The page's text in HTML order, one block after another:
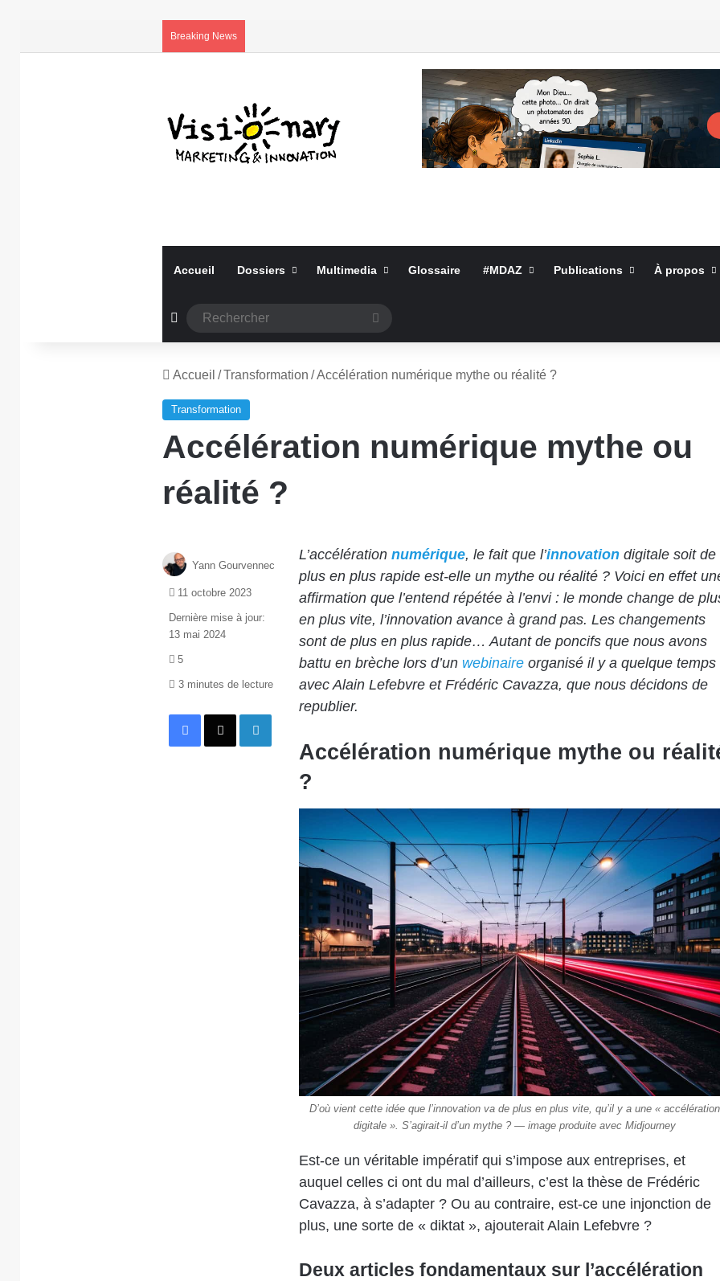
Breaking News
Accueil Dossiers Multimedia Glossaire #MDAZ Publications À propos
Article Aléatoire
Accueil /Transformation /Accélération numérique mythe ou réalité ?
Transformation
Accélération numérique mythe ou
réalité ?
L’accélération numérique, le fait que l’innovationdigitale soit de
plus en plus rapide est-elle un mythe ou réalité ? Voici en effet
affirmation que l’entend répétée à l’envi : le monde change de
en plus vite, l’innovation avance à grand pas. Les changements
sont de plus en plus rapide… Autant de poncifs que nous avons
battu en brèche lors d’un webinaireorganisé il y a quelque temps
avec Alain Lefebvre et Frédéric Cavazza, que nous décidons de
republier.
Accélération numérique mythe ou
?
D’où vient cette idée que l’innovation va de plus en plus vite, qu’il y a une « accélération
digitale ». S’agirait-il d’un mythe ? — image produite avec Midjourney
Est-ce un véritable impératif qui s’impose aux entreprises, et
auquel celles ci ont du mal d’ailleurs, c’est la thèse de Frédéric
Cavazza, à s’adapter ? Ou au contraire, est-ce une injonction de
plus, une sorte de « diktat », ajouterait Alain Lefebvre ?
Deux articles fondamentaux sur l’accélération
Yann Gourvennec
11 octobre 2023
Dernière mise à jour:
13 mai 2024
5
3 minutes de lecture
Facebook
X Linkedin